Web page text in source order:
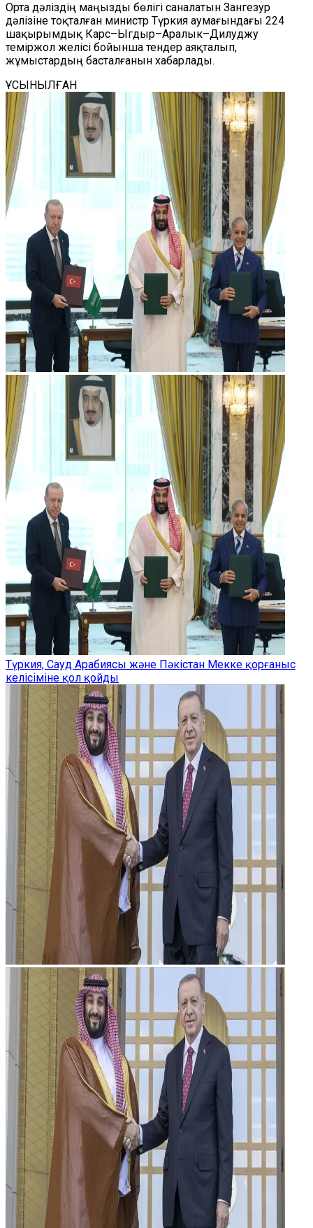
Орта дәліздің маңызды бөлігі саналатын Зангезур
дәлізіне тоқталған министр Түркия аумағындағы 224
шақырымдық Карс–Ыгдыр–Аралык–Дилуджу
теміржол желісі бойынша тендер аяқталып,
жұмыстардың басталғанын хабарлады.
ҰСЫНЫЛҒАН
Түркия, Сауд Арабиясы және Пәкістан Мекке қорғаныс
келісіміне қол қойды